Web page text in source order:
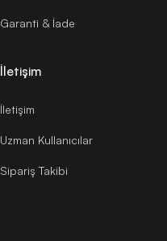
Garanti & İade
İletişim
İletişim
Uzman Kullanıcılar
Sipariş Takibi